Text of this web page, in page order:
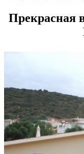
Прекрасная